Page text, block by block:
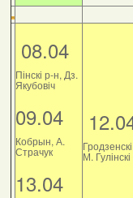
08.04
Пінскі р-н, Дз.
Якубовіч
09.04
Кобрын, А.
Страчук
13.04
М. Гулінскі